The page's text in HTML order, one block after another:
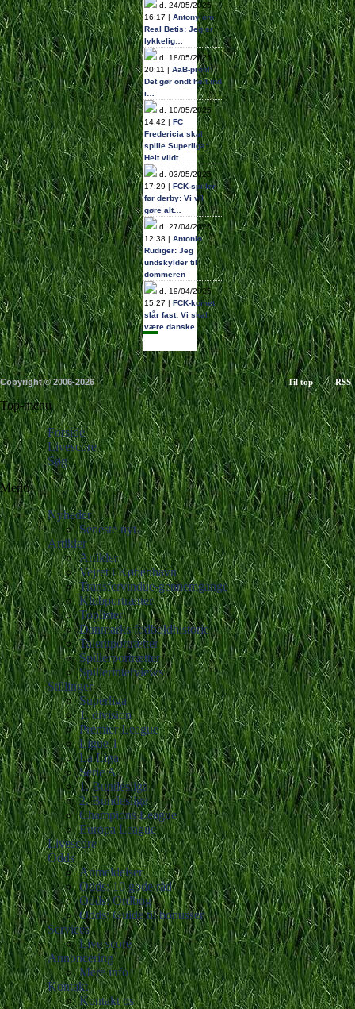
d. 24/05/2025
16:17 | Antony om
Real Betis: Jeg er
lykkelig…
d. 18/05/2025
20:11 | AaB-profil:
Det gør ondt helt ind
i…
d. 10/05/2025
14:42 | FC
Fredericia skal
spille Superliga:
Helt vildt
d. 03/05/2025
17:29 | FCK-spiller
før derby: Vi vil
gøre alt…
d. 27/04/2025
12:38 | Antonio
Rüdiger: Jeg
undskylder til
dommeren
d. 19/04/2025
15:27 | FCK-komet
slår fast: Vi skal
være danske…
Copyright © 2006-2026 Til top RSS
Top-menu
Forside
Livescore
Søg
Menu
Nyheder
Seneste nyt
Artikler
Artikler
Vejret i København
Transfervindue-gennemgange
Klubportrætter
Toplister
Danmarks fodboldhistorie
Talentportrætter
Spillerportrætter
Spillerinterviews
Stillinger
Superliga
1. division
Premier League
Ligue 1
La Liga
Serie A
1. Bundesliga
2. Bundesliga
Champions League
Europa League
Livescore
Odds
Anmeldelser
Odds: 10 gode råd
Odds: Ordbog
Odds: Guide til bonusser
Services
Live score
Annoncering
Mere info
Kontakt
Kontakt os